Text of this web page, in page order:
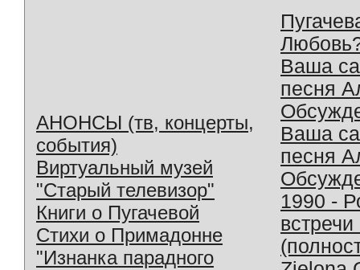
АНОНСЫ (тв, концерты,
события)
Виртуальный музей
"Старый телевизор"
Книги о Пугачевой
Стихи о Примадонне
"Изнанка парадного
Ваша
песня
Ваша
песня
1990 -